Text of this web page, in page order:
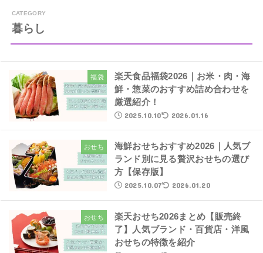
暮らし
福袋
楽天食品福袋2026｜お米・肉・海
鮮・惣菜のおすすめ詰め合わせを
厳選紹介！
2025.10.10 2026.01.16
おせち
海鮮おせちおすすめ2026｜人気ブ
ランド別に見る贅沢おせちの選び
方【保存版】
2025.10.07 2026.01.20
おせち
楽天おせち2026まとめ【販売終
了】人気ブランド・百貨店・洋風
おせちの特徴を紹介